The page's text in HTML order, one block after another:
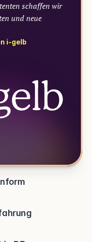
schaffen wir
und neue
i-gelb